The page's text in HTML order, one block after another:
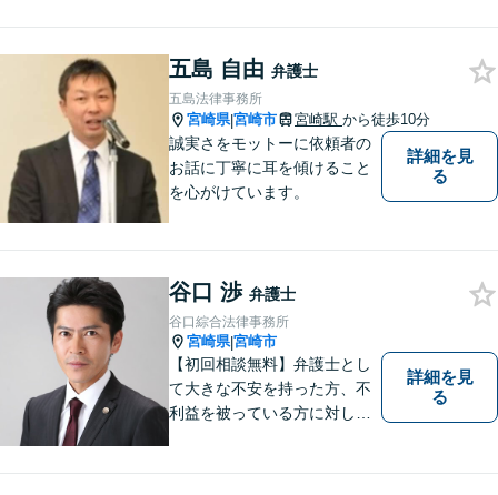
Eやメールでの対応も可能です
【メガドンキ隣】
五島 自由 弁護士
五島法律事務所
宮崎県|宮崎市 宮崎駅 から徒歩10分
誠実さをモットーに依頼者の
お話に丁寧に耳を傾けること
を心がけています。
詳細を見
る
谷口 渉 弁護士
谷口綜合法律事務所
宮崎県|宮崎市
【初回相談無料】弁護士とし
て大きな不安を持った方、不
利益を被っている方に対し、
詳細を見
る